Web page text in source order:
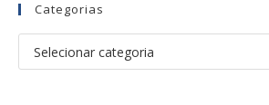
Categorias